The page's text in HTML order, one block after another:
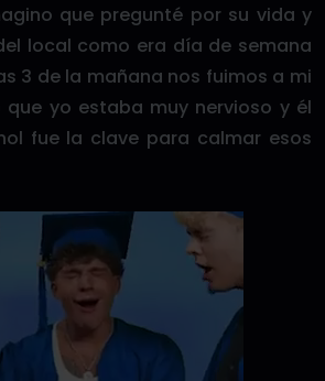
que pregunté por su vida y
local como era día de semana
3 de la mañana nos fuimos a mi
que yo estaba muy nervioso y él
fue la clave para calmar esos